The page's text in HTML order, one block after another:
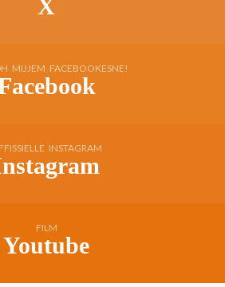
X
MIJJEM FACEBOOKESNE!
INSTAGRAM
FILM
Youtube